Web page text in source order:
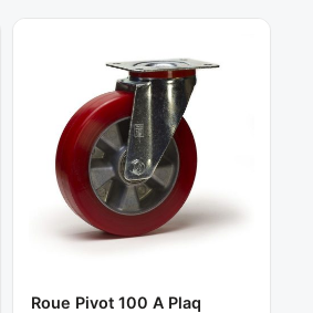
Roue Pivot 100 A Plaq